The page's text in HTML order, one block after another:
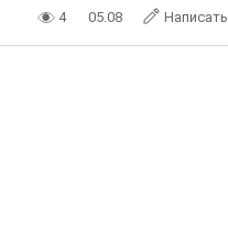
4 05.08 Написать